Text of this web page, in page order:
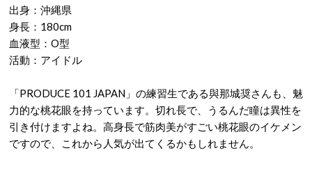
出身：沖縄県
身長：180cm
血液型：O型
活動：アイドル
「PRODUCE 101 JAPAN」の練習生である與那城奨さんも、魅
力的な桃花眼を持っています。切れ長で、うるんだ瞳は異性を
引き付けますよね。高身長で筋肉美がすごい桃花眼のイケメン
ですので、これから人気が出てくるかもしれません。